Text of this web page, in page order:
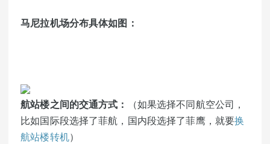
马尼拉机场分布具体如图：
航站楼之间的交通方式：
（如果选择不同航空公司，
比如国际段选择了菲航，国内段选择了菲鹰，就要换
航站楼转机）